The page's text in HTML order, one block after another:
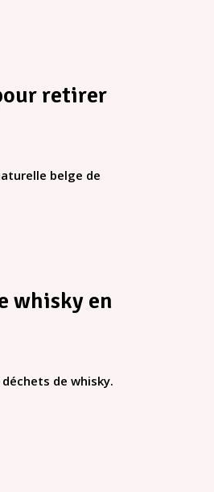
retirer
belge de
whisky en
de whisky.